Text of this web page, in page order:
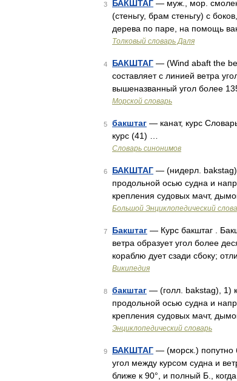
3 БАКШТАГ — муж., мор.
(стеньгу, брам стеньгу) с
дерева по паре, на помощь
Толковый словарь Даля
4 БАКШТАГ — (Wind abaft the
составляет с линией ветра
вышеназванный угол более
Морской словарь
5 бакштаг — канат, курс
курс (41) …
Словарь синонимов
6 БАКШТАГ — (нидерл. bakstag)
продольной осью судна и
крепления судовых мачт,
Большой Энциклопедический
7 Бакштаг — Курс бакштаг .
ветра образует угол более
кораблю дует сзади сбоку;
Википедия
8 бакштаг — (голл. bakstag), 1)
продольной осью судна и
крепления судовых мачт,
Энциклопедический словарь
9 БАКШТАГ — (морск.) попутно
угол между курсом судна и
ближе к 90°, и полный Б.,